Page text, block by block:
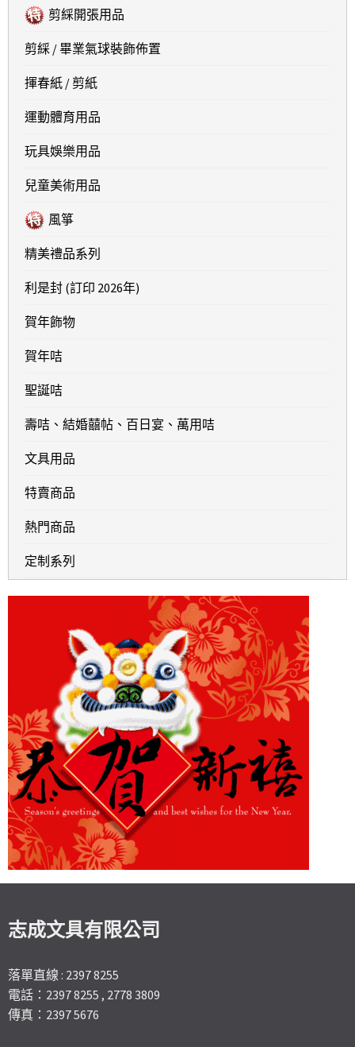
剪綵開張用品
剪綵 / 畢業氣球裝飾佈置
揮春紙 / 剪紙
運動體育用品
玩具娛樂用品
兒童美術用品
風箏
精美禮品系列
利是封 (訂印 2026年)
賀年飾物
賀年咭
聖誕咭
壽咭、結婚囍帖、百日宴、萬用咭
文具用品
特賣商品
熱門商品
定制系列
志成文具有限公司
落單直線 : 2397 8255
電話：2397 8255 , 2778 3809
傳真：2397 5676